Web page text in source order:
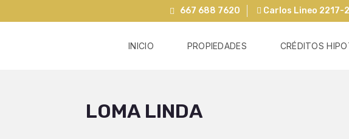
667 688 7620 Carlos Lineo 2217-
INICIO PROPIEDADES CRÉDITOS
LOMA LINDA